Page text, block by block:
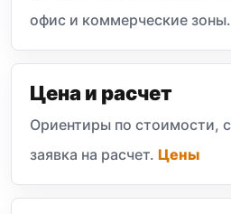
офис и коммерческие зоны.
Цена и расчет
Ориентиры по стоимости,
заявка на расчет. Цены